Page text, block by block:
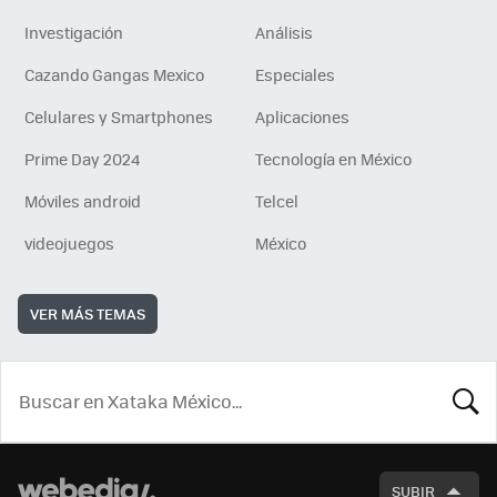
Investigación
Análisis
Cazando Gangas Mexico
Especiales
Celulares y Smartphones
Aplicaciones
Prime Day 2024
Tecnología en México
Móviles android
Telcel
videojuegos
México
VER MÁS TEMAS
SUBIR